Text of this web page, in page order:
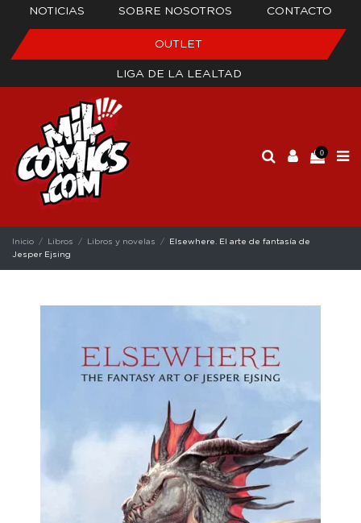
NOTICIAS SOBRE NOSOTROS CONTACTO
OUTLET
LIGA DE LA LEALTAD
0
Inicio Libros Libros y novelas
Elsewhere. El arte de fantasía de
Jesper Ejsing